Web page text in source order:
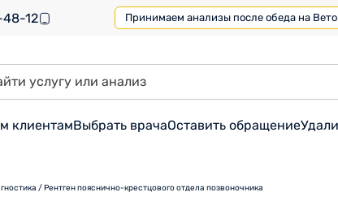
48-12 Принимаем анализы после обеда на
клиентамВыбрать врачаОставить обращение
/Рентген пояснично-крестцового отдела позвоночника